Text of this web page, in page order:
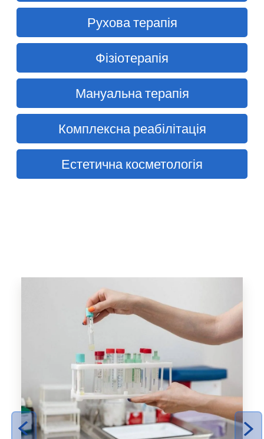
Рухова терапія
Фізіотерапія
Мануальна терапія
Комплексна реабілітація
Естетична косметологія